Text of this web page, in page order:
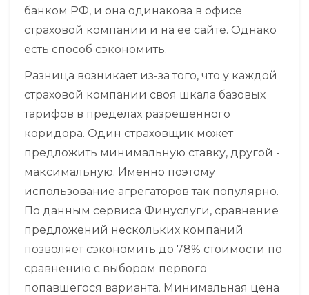
банком РФ, и она одинакова в офисе
страховой компании и на ее сайте. Однако
есть способ сэкономить.
Разница возникает из-за того, что у каждой
страховой компании своя шкала базовых
тарифов в пределах разрешенного
коридора. Один страховщик может
предложить минимальную ставку, другой -
максимальную. Именно поэтому
использование агрегаторов так популярно.
По данным сервиса Финуслуги, сравнение
предложений нескольких компаний
позволяет сэкономить до 78% стоимости по
сравнению с выбором первого
попавшегося варианта. Минимальная цена